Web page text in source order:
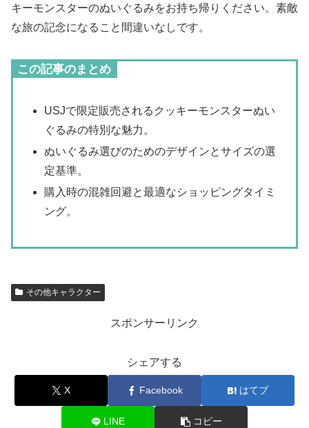
キーモンスターのぬいぐるみをお持ち帰りください。素敵
な旅の記念になること間違いなしです。
この記事のまとめ
USJで限定販売されるクッキーモンスターぬい
ぐるみの特別な魅力。
ぬいぐるみ選びのためのデザインとサイズの選
定基準。
購入時の混雑回避と最適なショッピングタイミ
ング。
その他キャラクター
スポンサーリンク
シェアする
X Facebook はてブ
LINE コピー